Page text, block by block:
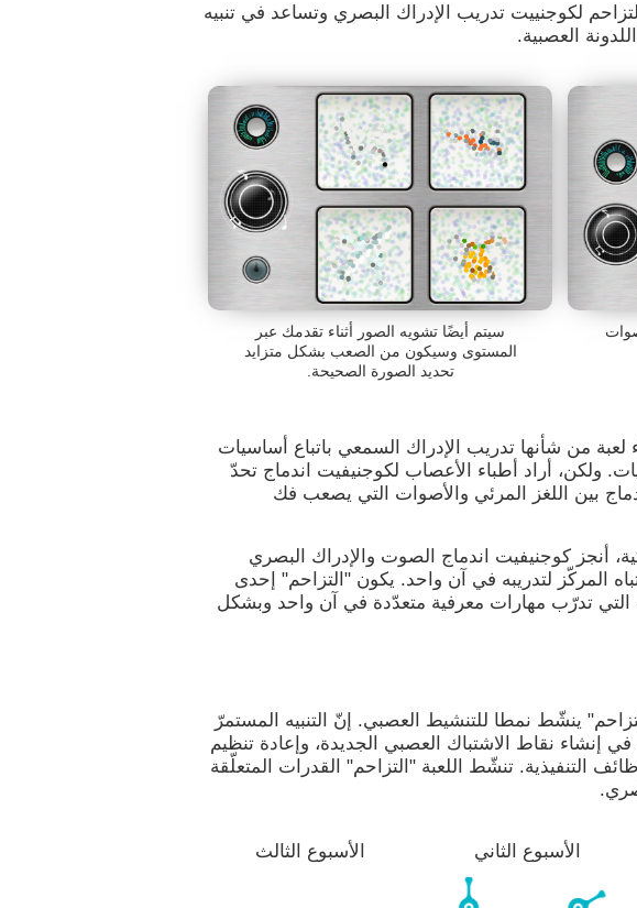
لكوجنييت تدريب الإدراك البصري وتساعد في تنبيه
العصبية.
سيتم أيضًا تشويه الصور أثناء تقدمك عبر
المستوى وسيكون من الصعب بشكل متزايد
تحديد الصورة الصحيحة.
لعبة من شأنها تدريب الإدراك السمعي باتباع أساسيات
ولكن، أراد أطباء الأعصاب لكوجنيفيت اندماج تحدّ
بين اللغز المرئي والأصوات التي يصعب فك
أنجز كوجنيفيت اندماج الصوت والإدراك البصري
المركّز لتدريبه في آن واحد. يكون "التزاحم" إحدى
التي تدرّب مهارات معرفية متعدّدة في آن واحد وبشكل
ينشّط نمطا للتنشيط العصبي. إنّ التنبيه المستمرّ
في إنشاء نقاط الاشتباك العصبي الجديدة، وإعادة تنظيم
التنفيذية. تنشّط اللعبة "التزاحم" القدرات المتعلّقة
الأسبوع الثاني الأسبوع الثالث